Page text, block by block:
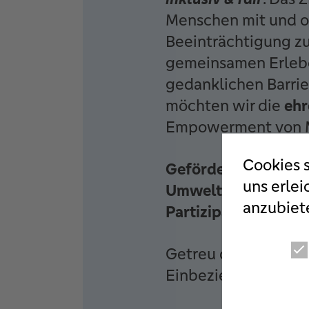
Menschen mit und
Beeinträchtigung
gemeinsamen
gedanklichen
möchten wir die
Empowerment von
Gefördert werden
Umwelt,
Partizipation.
Getreu dem Motto„
Einbeziehung von
Cookies
uns